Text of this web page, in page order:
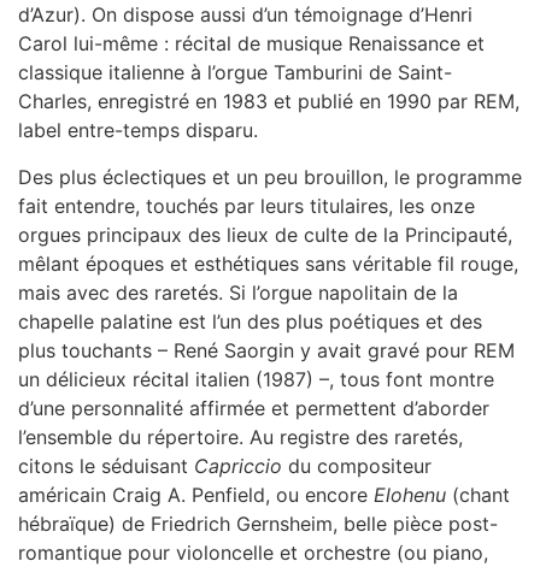
d’Azur). On dispose aussi d’un témoignage d’Henri
Carol lui-même : récital de musique Renaissance et
classique italienne à l’orgue Tamburini de Saint-
Charles, enregistré en 1983 et publié en 1990 par REM,
label entre-temps disparu.
Des plus éclectiques et un peu brouillon, le programme
fait entendre, touchés par leurs titulaires, les onze
orgues principaux des lieux de culte de la Principauté,
mêlant époques et esthétiques sans véritable fil rouge,
mais avec des raretés. Si l’orgue napolitain de la
chapelle palatine est l’un des plus poétiques et des
plus touchants – René Saorgin y avait gravé pour REM
un délicieux récital italien (1987) –, tous font montre
d’une personnalité affirmée et permettent d’aborder
l’ensemble du répertoire. Au registre des raretés,
citons le séduisant Capriccio du compositeur
américain Craig A. Penfield, ou encore Elohenu (chant
hébraïque) de Friedrich Gernsheim, belle pièce post-
romantique pour violoncelle et orchestre (ou piano,